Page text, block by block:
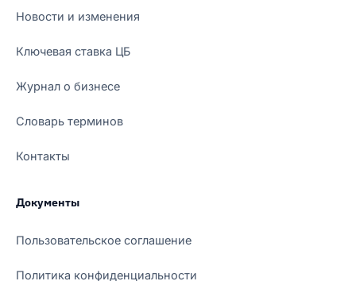
Новости и изменения
Ключевая ставка ЦБ
Журнал о бизнесе
Словарь терминов
Контакты
Документы
Пользовательское соглашение
Политика конфиденциальности